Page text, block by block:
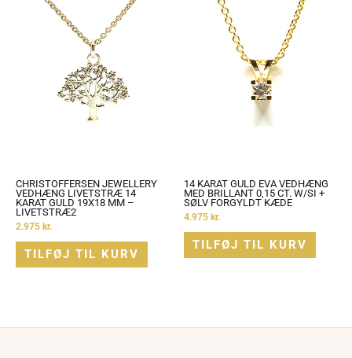
CHRISTOFFERSEN JEWELLERY
VEDHÆNG LIVETSTRÆ 14
KARAT GULD 19X18 MM –
LIVETSTRÆ2
2.975 kr.
TILFØJ TIL KURV
14 KARAT GULD EVA VEDHÆNG
MED BRILLANT 0,15 CT. W/SI +
SØLV FORGYLDT KÆDE
4.975 kr.
TILFØJ TIL KURV